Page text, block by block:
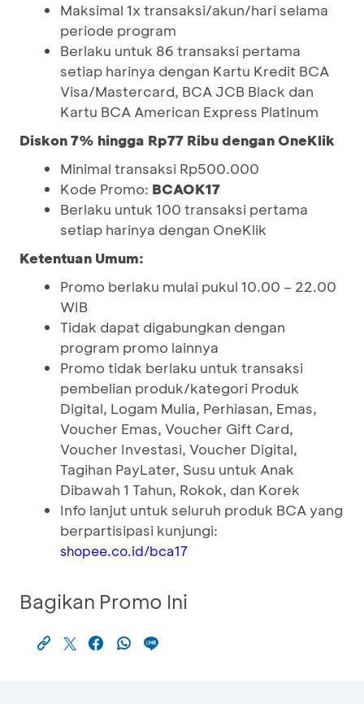
Maksimal 1x transaksi/akun/hari selama
periode program
Berlaku untuk 86 transaksi pertama
setiap harinya dengan Kartu Kredit BCA
Visa/Mastercard, BCA JCB Black dan
Kartu BCA American Express Platinum
Diskon 7% hingga Rp77 Ribu dengan OneKlik
Minimal transaksi Rp500.000
Kode Promo: BCAOK17
Berlaku untuk 100 transaksi pertama
setiap harinya dengan OneKlik
Ketentuan Umum:
Promo berlaku mulai pukul 10.00 – 22.00
WIB
Tidak dapat digabungkan dengan
program promo lainnya
Promo tidak berlaku untuk transaksi
pembelian produk/kategori Produk
Digital, Logam Mulia, Perhiasan, Emas,
Voucher Emas, Voucher Gift Card,
Voucher Investasi, Voucher Digital,
Tagihan PayLater, Susu untuk Anak
Dibawah 1 Tahun, Rokok, dan Korek
Info lanjut untuk seluruh produk BCA yang
berpartisipasi kunjungi:
shopee.co.id/bca17
Bagikan Promo Ini